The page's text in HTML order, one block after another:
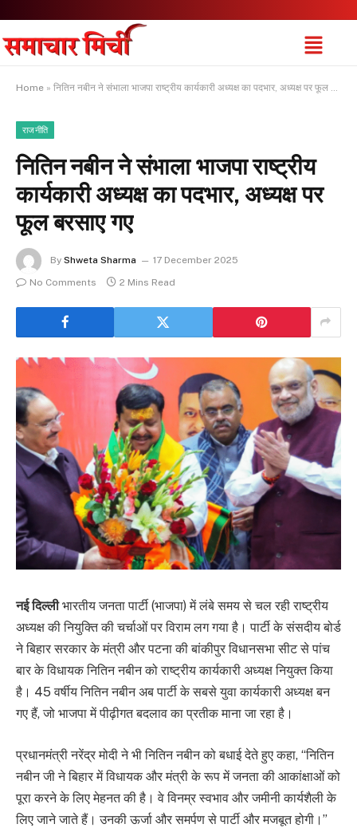
Home » नितिन नबीन ने संभाला भाजपा राष्ट्रीय कार्यकारी अध्यक्ष का पदभार, अध्यक्ष पर फूल बरसाए गए
राजनीति
नितिन नबीन ने संभाला भाजपा राष्ट्रीय
कार्यकारी अध्यक्ष का पदभार, अध्यक्ष पर
फूल बरसाए गए
By Shweta Sharma
17 December 2025
No Comments
2 Mins Read
नई दिल्लीभारतीय जनता पार्टी (भाजपा) में लंबे समय से चल रही राष्ट्रीय
अध्यक्ष की नियुक्ति की चर्चाओं पर विराम लग गया है। पार्टी के संसदीय बोर्ड
ने बिहार सरकार के मंत्री और पटना की बांकीपुर विधानसभा सीट से पांच
बार के विधायक नितिन नबीन को राष्ट्रीय कार्यकारी अध्यक्ष नियुक्त किया
है। 45 वर्षीय नितिन नबीन अब पार्टी के सबसे युवा कार्यकारी अध्यक्ष बन
गए हैं, जो भाजपा में पीढ़ीगत बदलाव का प्रतीक माना जा रहा है।
प्रधानमंत्री नरेंद्र मोदी ने भी नितिन नबीन को बधाई देते हुए कहा, “नितिन
नबीन जी ने बिहार में विधायक और मंत्री के रूप में जनता की आकांक्षाओं को
पूरा करने के लिए मेहनत की है। वे विनम्र स्वभाव और जमीनी कार्यशैली के
लिए जाने जाते हैं। उनकी ऊर्जा और समर्पण से पार्टी और मजबूत होगी।”